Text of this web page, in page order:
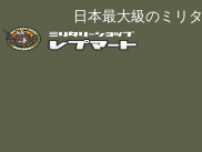
日本最大級のミリ